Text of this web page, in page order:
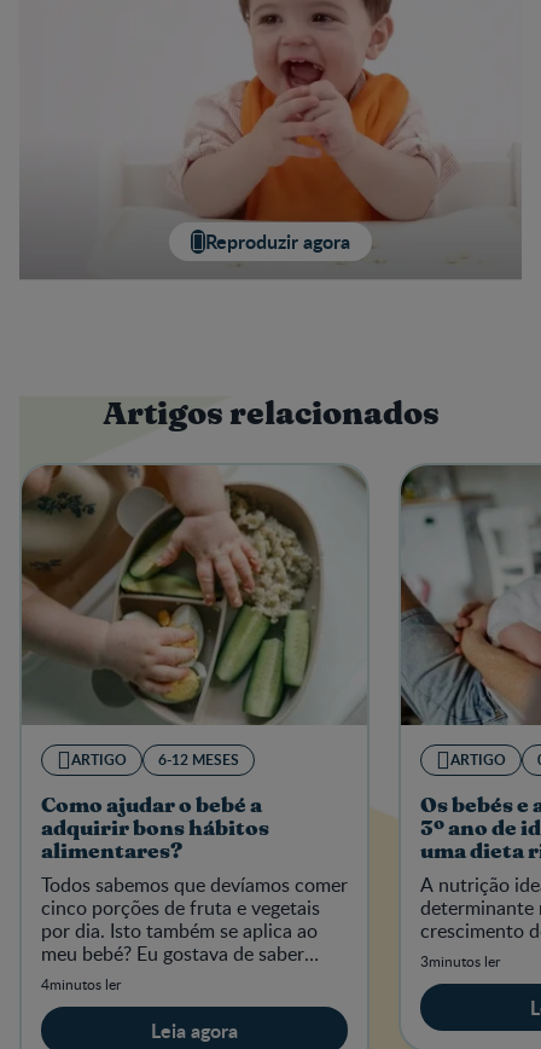
Reproduzir agora
Artigos relacionados
ARTIGO 6-12 MESES
Como ajudar o bebé a
adquirir bons hábitos
alimentares?
Todos sabemos que devíamos comer
cinco porções de fruta e vegetais
por dia. Isto também se aplica ao
meu bebé? Eu gostava de saber
como proporcionar bons hábitos
4minutos ler
Leia agora
ARTIGO
Os bebés e
3º ano de
uma dieta
A nutrição
determinante
crescimento
3minutos ler